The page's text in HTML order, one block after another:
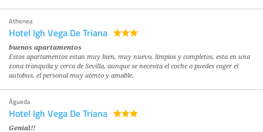
Athenea
Hotel Igh Vega De Triana
buenos apartamentos
Estos apartamentos estan muy bien, muy nuevo, limpios y completos, esta en una
zona tranquila y cerca de Sevilla, aunque se necesita el coche o puedes coger el
autobus, el personal muy atento y amable.
Águeda
Hotel Igh Vega De Triana
Genial!!